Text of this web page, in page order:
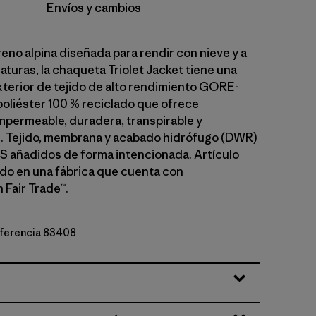
Envíos y cambios
alpina diseñada para rendir con nieve y a
la chaqueta Triolet Jacket tiene una
de tejido de alto rendimiento GORE-
100 % reciclado que ofrece
duradera, transpirable y
membrana y acabado hidrófugo (DWR)
añadidos de forma intencionada. Artículo
en una fábrica que cuenta con
Trade™.
83408